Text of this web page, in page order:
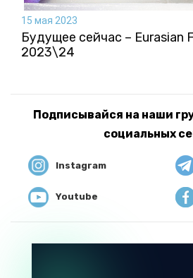
15 мая 2023
Будущее сейчас – Eurasian
2023\24
Подписывайся на наши
социальных
Instagram
Youtube